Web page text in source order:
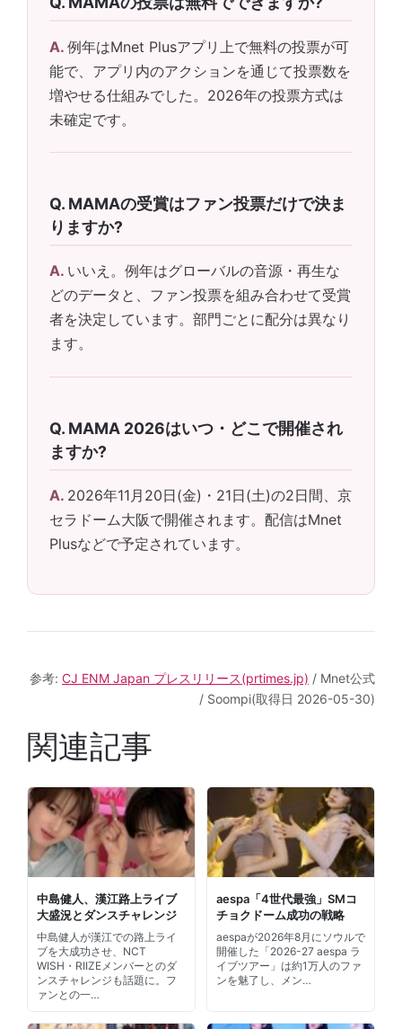
例年はMnet Plusアプリ上で無料の投票が可
能で、アプリ内のアクションを通じて投票数を
増やせる仕組みでした。2026年の投票方式は
未確定です。
MAMAの受賞はファン投票だけで決ま
りますか?
いいえ。例年はグローバルの音源・再生な
どのデータと、ファン投票を組み合わせて受賞
者を決定しています。部門ごとに配分は異なり
ます。
MAMA 2026はいつ・どこで開催され
ますか?
2026年11月20日(金)・21日(土)の2日間、京
セラドーム大阪で開催されます。配信はMnet
Plusなどで予定されています。
参考: CJ ENM Japan プレスリリース(prtimes.jp) / Mnet公式
/ Soompi(取得日 2026-05-30)
関連記事
中島健人、漢江路上ライブ
大盛況とダンスチャレンジ
中島健人が漢江での路上ライ
ブを大成功させ、NCT
WISH・RIIZEメンバーとのダ
ンスチャレンジも話題に。フ
ァンとの一…
aespa「4世代最強」SMコ
チョクドーム成功の戦略
aespaが2026年8月にソウルで
開催した「2026-27 aespa ラ
イブツアー」は約1万人のファ
ンを魅了し、メン…